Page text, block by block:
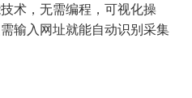
技术，无需编程，可视化操
输入网址就能自动识别采集